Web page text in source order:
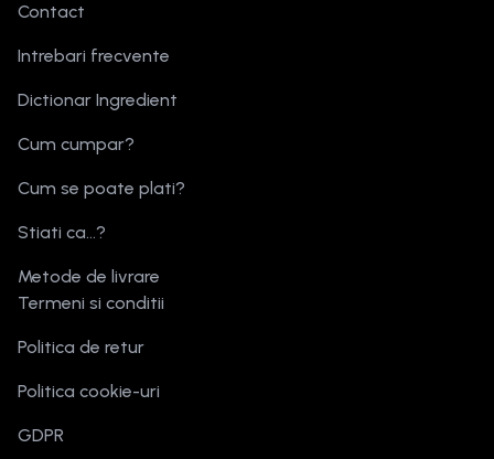
Contact
Intrebari frecvente
Dictionar Ingredient
Cum cumpar?
Cum se poate plati?
Stiati ca...?
Metode de livrare
Termeni si conditii
Politica de retur
Politica cookie-uri
GDPR